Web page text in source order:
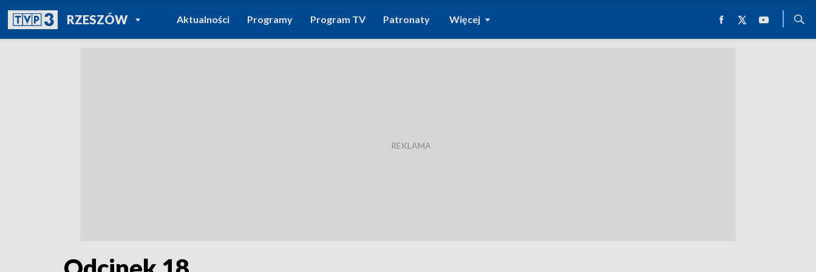
RZESZÓWPOWRÓT DO
TVP REGIONY
Aktualności Programy Program TV Patronaty Więcej